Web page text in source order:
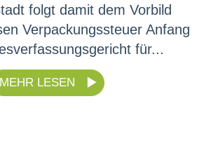
folgt damit dem Vorbild
Verpackungssteuer Anfang
für...
MEHR LESEN